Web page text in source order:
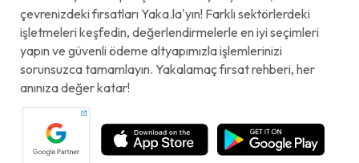
çevrenizdeki fırsatları Yaka.la'yın! Farklı sektörlerdeki
işletmeleri keşfedin, değerlendirmelerle en iyi seçimleri
yapın ve güvenli ödeme altyapımızla işlemlerinizi
sorunsuzca tamamlayın. Yakalamaç fırsat rehberi, her
anınıza değer katar!